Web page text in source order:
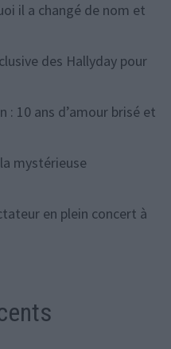
il a changé de nom et
des Hallyday pour
: 10 ans d’amour brisé et
mystérieuse
en plein concert à